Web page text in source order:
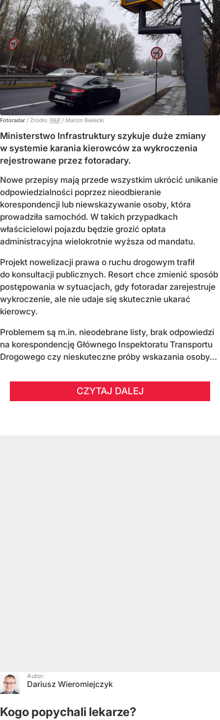
Fotoradar / Źródło: PAP / Marcin Bielecki
Ministerstwo Infrastruktury szykuje duże zmiany
w systemie karania kierowców za wykroczenia
rejestrowane przez fotoradary.
Nowe przepisy mają przede wszystkim ukrócić unikanie
odpowiedzialności poprzez nieodbieranie
korespondencji lub niewskazywanie osoby, która
prowadziła samochód. W takich przypadkach
właścicielowi pojazdu będzie grozić opłata
administracyjna wielokrotnie wyższa od mandatu.
Projekt nowelizacji prawa o ruchu drogowym trafił
do konsultacji publicznych. Resort chce zmienić sposób
postępowania w sytuacjach, gdy fotoradar zarejestruje
wykroczenie, ale nie udaje się skutecznie ukarać
kierowcy.
Problemem są m.in. nieodebrane listy, brak odpowiedzi
na korespondencję Głównego Inspektoratu Transportu
Drogowego czy nieskuteczne próby wskazania osoby...
CZYTAJ DALEJ
Autor:
Dariusz Wieromiejczyk
Kogo popychali lekarze?